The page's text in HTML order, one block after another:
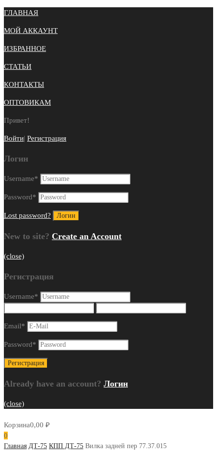
ГЛАВНАЯ
МОЙ АККАУНТ
ИЗБРАННОЕ
СТАТЬИ
КОНТАКТЫ
ОПТОВИКАМ
Привет!
Войти| Регистрация
Логин
Username*
Password*
Lost password?
New to site? Create an Account
(close)
Регистрация
Username*
Email*
Password*
Already have an account? Логин
(close)
Корзина0,00 ₽
0
Главная ДТ-75 КПП ДТ-75 Вилка задней пер 77.37.015